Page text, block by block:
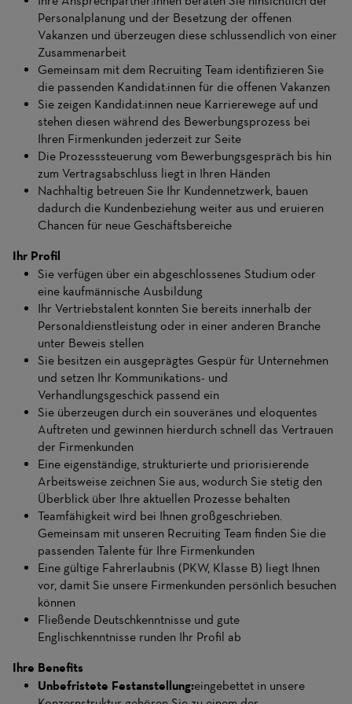
Personalplanung und der Besetzung der offenen
Vakanzen und überzeugen diese schlussendlich von einer
Zusammenarbeit
Gemeinsam mit dem Recruiting Team identifizieren Sie
die passenden Kandidat:innen für die offenen Vakanzen
Sie zeigen Kandidat:innen neue Karrierewege auf und
stehen diesen während des Bewerbungsprozess bei
Ihren Firmenkunden jederzeit zur Seite
Die Prozesssteuerung vom Bewerbungsgespräch bis hin
zum Vertragsabschluss liegt in Ihren Händen
Nachhaltig betreuen Sie Ihr Kundennetzwerk, bauen
dadurch die Kundenbeziehung weiter aus und eruieren
Chancen für neue Geschäftsbereiche
Ihr Profil
Sie verfügen über ein abgeschlossenes Studium oder
eine kaufmännische Ausbildung
Ihr Vertriebstalent konnten Sie bereits innerhalb der
Personaldienstleistung oder in einer anderen Branche
unter Beweis stellen
Sie besitzen ein ausgeprägtes Gespür für Unternehmen
und setzen Ihr Kommunikations- und
Verhandlungsgeschick passend ein
Sie überzeugen durch ein souveränes und eloquentes
Auftreten und gewinnen hierdurch schnell das Vertrauen
der Firmenkunden
Eine eigenständige, strukturierte und priorisierende
Arbeitsweise zeichnen Sie aus, wodurch Sie stetig den
Überblick über Ihre aktuellen Prozesse behalten
Teamfähigkeit wird bei Ihnen großgeschrieben.
Gemeinsam mit unseren Recruiting Team finden Sie die
passenden Talente für Ihre Firmenkunden
Eine gültige Fahrerlaubnis (PKW, Klasse B) liegt Ihnen
vor, damit Sie unsere Firmenkunden persönlich besuchen
können
Fließende Deutschkenntnisse und gute
Englischkenntnisse runden Ihr Profil ab
Ihre Benefits
Unbefristete Festanstellung:eingebettet in unsere